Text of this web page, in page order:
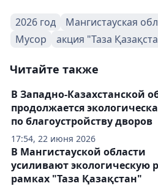
2026 год Мангистауская
Мусор
акция "Таза
Читайте также
17:54, 22 июня 2026
В Западно-Казахстанской
продолжается
по благоустройству дворов
В Мангистауской области
усиливают экологическую
рамках "Таза Қазақстан"